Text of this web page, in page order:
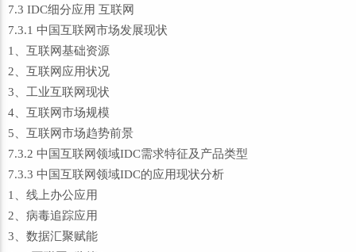
7.3 IDC细分应用 互联网
7.3.1 中国互联网市场发展现状
1、互联网基础资源
2、互联网应用状况
3、工业互联网现状
4、互联网市场规模
5、互联网市场趋势前景
7.3.2 中国互联网领域IDC需求特征及产品类型
7.3.3 中国互联网领域IDC的应用现状分析
1、线上办公应用
2、病毒追踪应用
3、数据汇聚赋能